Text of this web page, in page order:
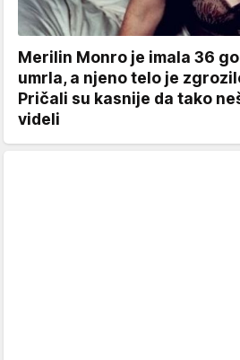
Merilin Monro je imala 36
umrla, a njeno telo je
Pričali su kasnije da tako
videli